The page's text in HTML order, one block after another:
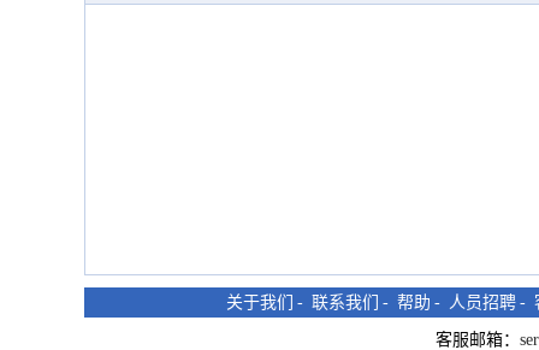
关于我们 - 联系我们 - 帮助 - 人员招聘 -
客服邮箱：